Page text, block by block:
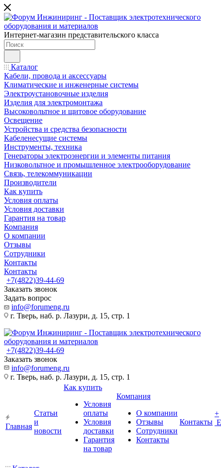
Интернет-магазин представительского класса
Каталог
Кабели, провода и аксессуары
Климатические и инженерные системы
Электроустановочные изделия
Изделия для электромонтажа
Высоковольтное и щитовое оборудование
Освещение
Устройства и средства безопасности
Кабеленесущие системы
Инструменты, техника
Генераторы электроэнергии и элементы питания
Низковольтное и промышленное электрооборудование
Связь, телекоммуникации
Производители
Как купить
Условия оплаты
Условия доставки
Гарантия на товар
Компания
О компании
Отзывы
Сотрудники
Контакты
Контакты
+7(4822)39-44-69
Заказать звонок
Задать вопрос
info@forumeng.ru
г. Тверь, наб. р. Лазури, д. 15, стр. 1
+7(4822)39-44-69
Заказать звонок
info@forumeng.ru
г. Тверь, наб. р. Лазури, д. 15, стр. 1
Главная
Статьи
и
новости
Как купить
Условия
оплаты
Условия
доставки
Гарантия
на товар
Компания
О компании
Отзывы
Сотрудники
Контакты
Контакты
+